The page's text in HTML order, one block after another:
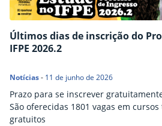
Últimos dias de inscrição do
IFPE 2026.2
Notícias- 11 de junho de 2026
Prazo para se inscrever
São oferecidas 1801 vagas em
gratuitos